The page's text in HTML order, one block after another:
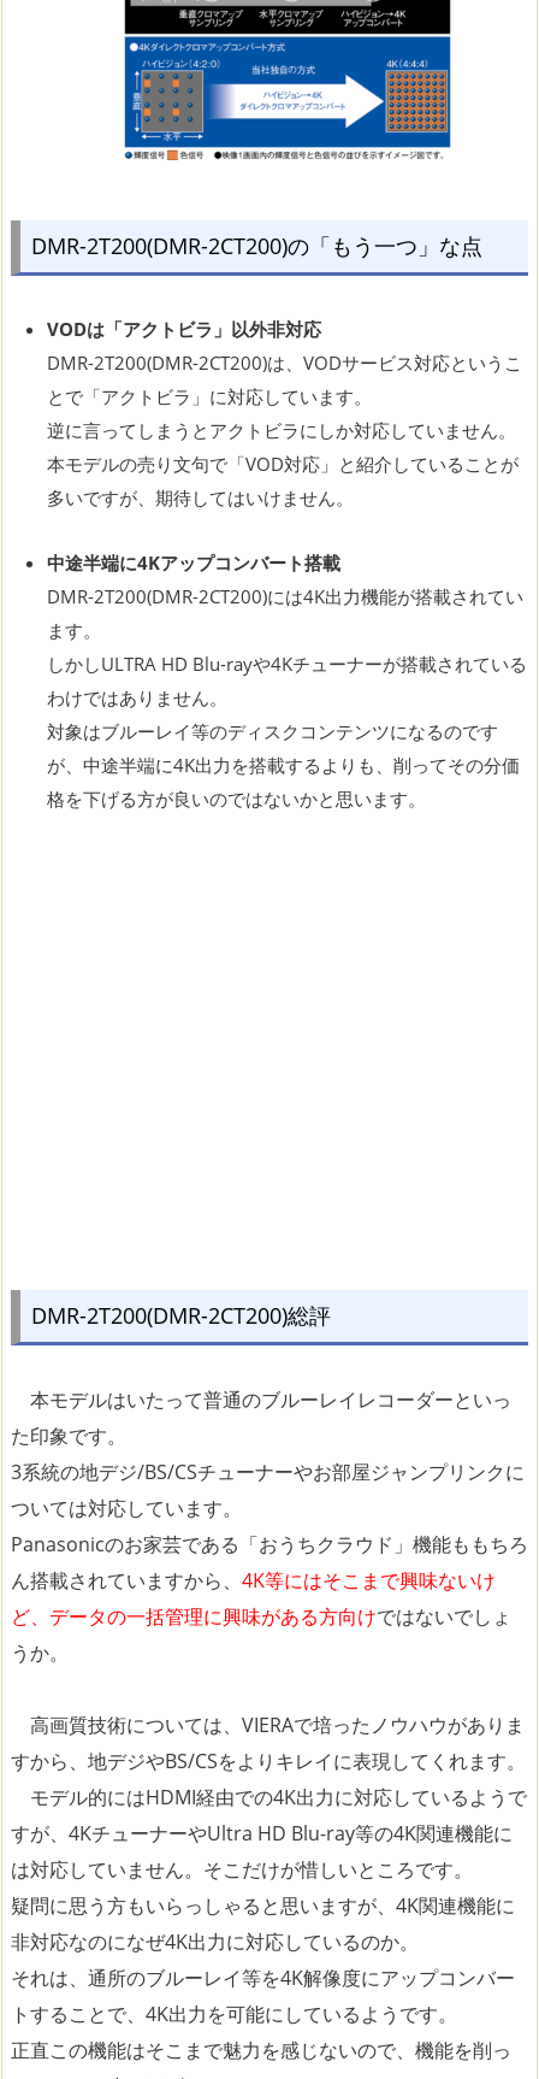
DMR-2T200(DMR-2CT200)の「もう一つ」な点
VODは「アクトビラ」以外非対応
DMR-2T200(DMR-2CT200)は、VODサービス対応というこ
とで「アクトビラ」に対応しています。
逆に言ってしまうとアクトビラにしか対応していません。
本モデルの売り文句で「VOD対応」と紹介していることが
多いですが、期待してはいけません。
中途半端に4Kアップコンバート搭載
DMR-2T200(DMR-2CT200)には4K出力機能が搭載されてい
ます。
しかしULTRA HD Blu-rayや4Kチューナーが搭載されている
わけではありません。
対象はブルーレイ等のディスクコンテンツになるのです
が、中途半端に4K出力を搭載するよりも、削ってその分価
格を下げる方が良いのではないかと思います。
DMR-2T200(DMR-2CT200)総評
本モデルはいたって普通のブルーレイレコーダーといっ
た印象です。
3系統の地デジ/BS/CSチューナーやお部屋ジャンプリンクに
ついては対応しています。
Panasonicのお家芸である「おうちクラウド」機能ももちろ
ん搭載されていますから、 4K等にはそこまで興味ないけ
ど、データの一括管理に興味がある方向けではないでしょ
うか。
高画質技術については、VIERAで培ったノウハウがありま
すから、地デジやBS/CSをよりキレイに表現してくれます。
モデル的にはHDMI経由での4K出力に対応しているようで
すが、4KチューナーやUltra HD Blu-ray等の4K関連機能に
は対応していません。そこだけが惜しいところです。
疑問に思う方もいらっしゃると思いますが、4K関連機能に
非対応なのになぜ4K出力に対応しているのか。
それは、通所のブルーレイ等を4K解像度にアップコンバー
トすることで、4K出力を可能にしているようです。
正直この機能はそこまで魅力を感じないので、機能を削っ